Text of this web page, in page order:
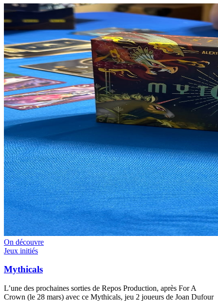
On découvre
Jeux initiés
Mythicals
L’une des prochaines sorties de Repos Production, après For A
Crown (le 28 mars) avec ce Mythicals, jeu 2 joueurs de Joan Dufour